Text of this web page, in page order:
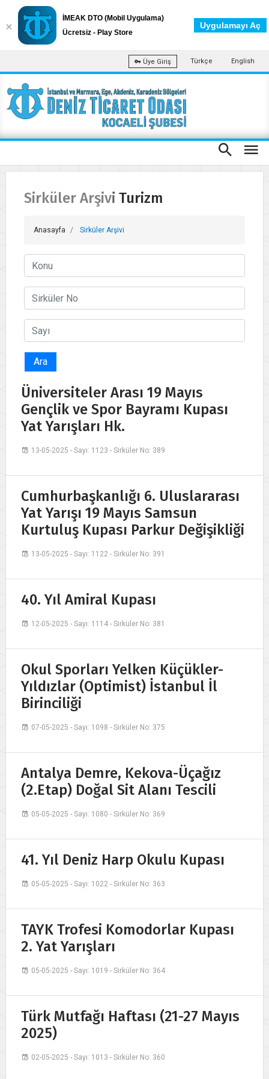
Üye Giriş Türkçe English
Sirküler Arşivi Turizm
Anasayfa Sirküler Arşivi
Ara
Üniversiteler Arası 19 Mayıs
Gençlik ve Spor Bayramı Kupası
Yat Yarışları Hk.
13-05-2025 - Sayı: 1123 - Sirküler No: 389
Cumhurbaşkanlığı 6. Uluslararası
Yat Yarışı 19 Mayıs Samsun
Kurtuluş Kupası Parkur Değişikliği
13-05-2025 - Sayı: 1122 - Sirküler No: 391
40. Yıl Amiral Kupası
12-05-2025 - Sayı: 1114 - Sirküler No: 381
Okul Sporları Yelken Küçükler-
Yıldızlar (Optimist) İstanbul İl
Birinciliği
07-05-2025 - Sayı: 1098 - Sirküler No: 375
Antalya Demre, Kekova-Üçağız
(2.Etap) Doğal Sit Alanı Tescili
05-05-2025 - Sayı: 1080 - Sirküler No: 369
41. Yıl Deniz Harp Okulu Kupası
05-05-2025 - Sayı: 1022 - Sirküler No: 363
TAYK Trofesi Komodorlar Kupası
2. Yat Yarışları
05-05-2025 - Sayı: 1019 - Sirküler No: 364
Türk Mutfağı Haftası (21-27 Mayıs
2025)
02-05-2025 - Sayı: 1013 - Sirküler No: 360
İMEAK DTO (Mobil Uygulama)
Ücretsiz - Play Store
Uygulamayı Aç